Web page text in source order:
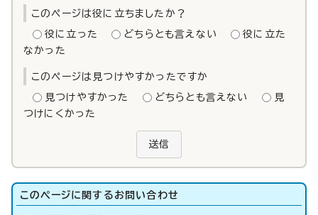
このページは役に立ちましたか？
役に立った どちらとも言えない
役に立た
なかった
このページは見つけやすかったですか
見つけやすかった どちらとも言えない
見
つけにくかった
送信
このページに関する お問い合わせ